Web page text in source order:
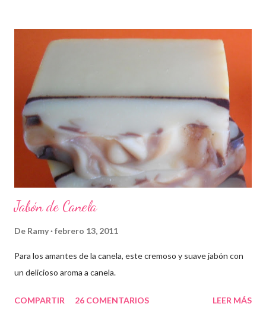
Jabón de Canela
De Ramy febrero 13, 2011
Para los amantes de la canela, este cremoso y suave jabón con
un delicioso aroma a canela.
COMPARTIR 26 COMENTARIOS LEER MÁS